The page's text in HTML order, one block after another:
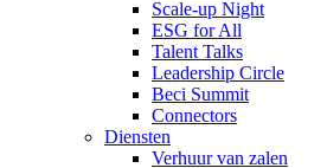
Scale-up Night
ESG for All
Talent Talks
Leadership Circle
Beci Summit
Connectors
Diensten
Verhuur van zalen